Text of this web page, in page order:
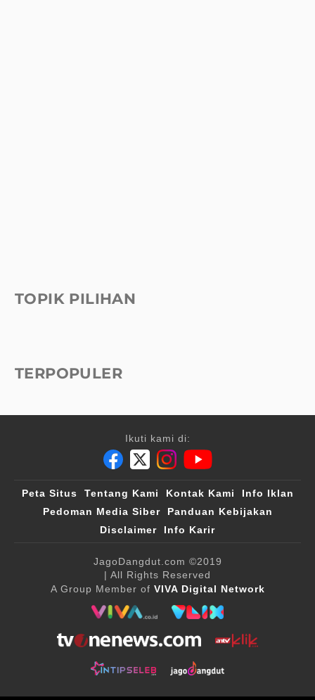
TOPIK PILIHAN
TERPOPULER
Ikuti kami di:
Peta Situs Tentang Kami Kontak Kami
Info Iklan
Pedoman Media Siber
Panduan Kebijakan
Disclaimer
Info Karir
JagoDangdut.com ©2019
| All Rights Reserved
A Group Member of VIVA Digital Network